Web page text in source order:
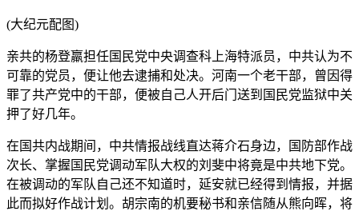
(大纪元配图)
亲共的杨登羸担任国民党中央调查科上海特派员，中共认为不
可靠的党员，便让他去逮捕和处决。河南一个老干部，曾因得
罪了共产党中的干部，便被自己人开后门送到国民党监狱中关
押了好几年。
在国共内战期间，中共情报战线直达蒋介石身边，国防部作战
次长、掌握国民党调动军队大权的刘斐中将竟是中共地下党。
在被调动的军队自己还不知道时，延安就已经得到情报，并据
此而拟好作战计划。胡宗南的机要秘书和亲信随从熊向晖，将